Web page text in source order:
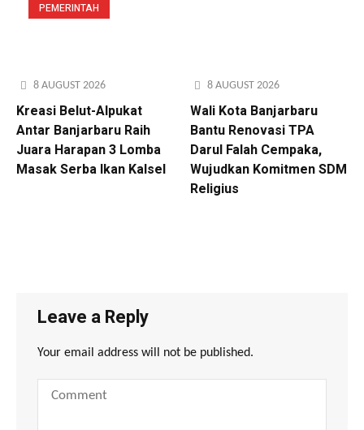
PEMERINTAH
8 AUGUST 2026
Kreasi Belut-Alpukat
Antar Banjarbaru Raih
Juara Harapan 3 Lomba
Masak Serba Ikan Kalsel
8 AUGUST 2026
Wali Kota Banjarbaru
Bantu Renovasi TPA
Darul Falah Cempaka,
Wujudkan Komitmen SDM
Religius
Leave a Reply
Your email address will not be published.